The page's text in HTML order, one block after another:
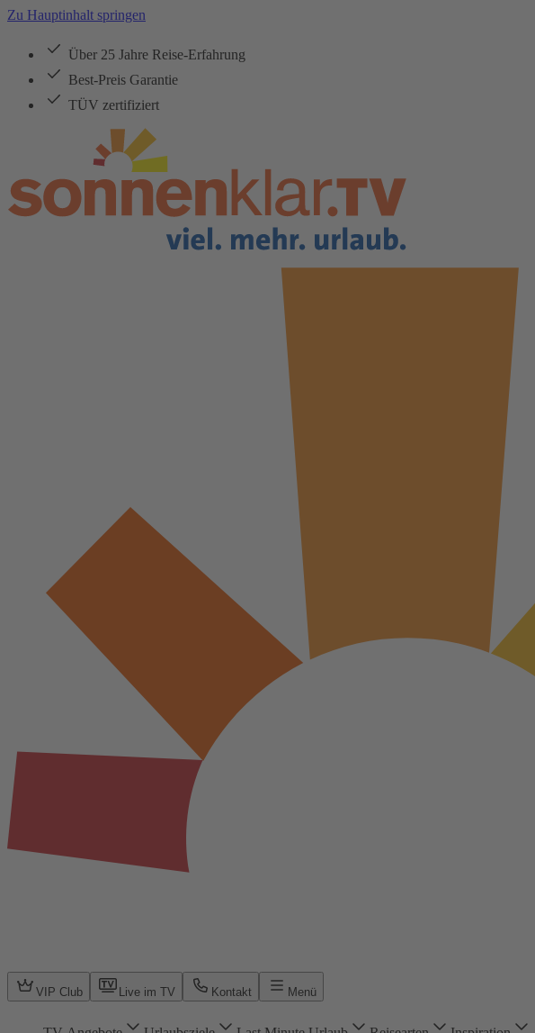
Zu Hauptinhalt springen
Über 25 Jahre Reise-Erfahrung
Best-Preis Garantie
TÜV zertifiziert
VIP Club Live im TV Kontakt Menü